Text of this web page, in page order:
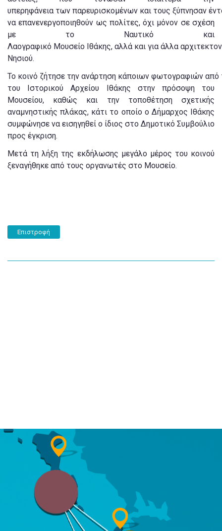
υπερηφάνεια των παρευρισκομένων και τους ξύπνησαν
να επανενεργοποιηθούν ως πολίτες, όχι μόνον σε σχέση
με το Ναυτικό και
Λαογραφικό Μουσείο Ιθάκης, αλλά και για άλλα
Νησιού.
Το κοινό ζήτησε την ανάρτηση κάποιων φωτογραφιών από
του Ιστορικού Αρχείου Ιθάκης στην πρόσοψη του
Μουσείου, καθώς και την τοποθέτηση σχετικής
αναμνηστικής πλάκας, κάτι το οποίο ο Δήμαρχος Ιθάκης
συμφώνησε να εισηγηθεί ο ίδιος στο Δημοτικό Συμβούλιο
προς έγκριση.
Μετά τη λήξη της εκδήλωσης μεγάλο μέρος του κοινού
ξεναγήθηκε από τους οργανωτές στο Μουσείο.
Επιστροφή